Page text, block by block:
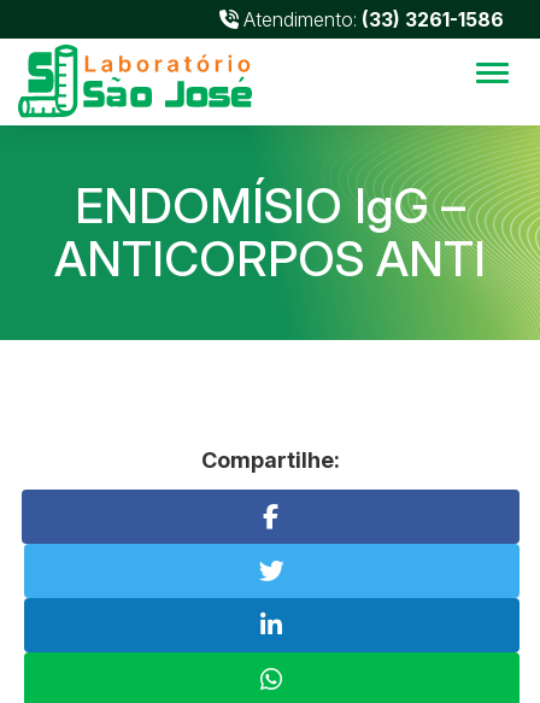
Atendimento: (33) 3261-1586
ENDOMÍSIO IgG –
ANTICORPOS ANTI
Compartilhe: